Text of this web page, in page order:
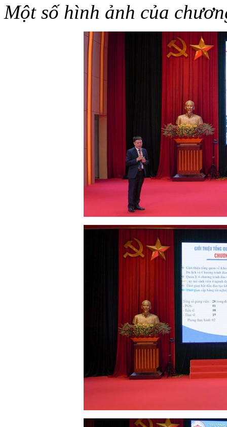
Một số hình ảnh của